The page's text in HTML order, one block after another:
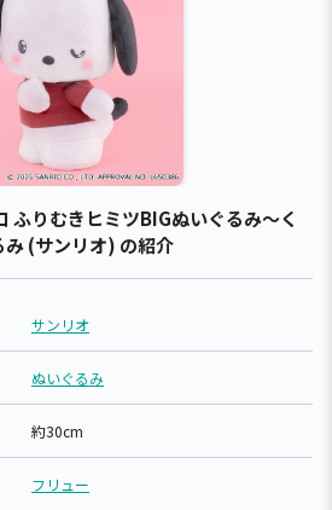
ふりむきヒミツBIGぬいぐるみ～く
(サンリオ) の紹介
サンリオ
ぬいぐるみ
約30cm
フリュー